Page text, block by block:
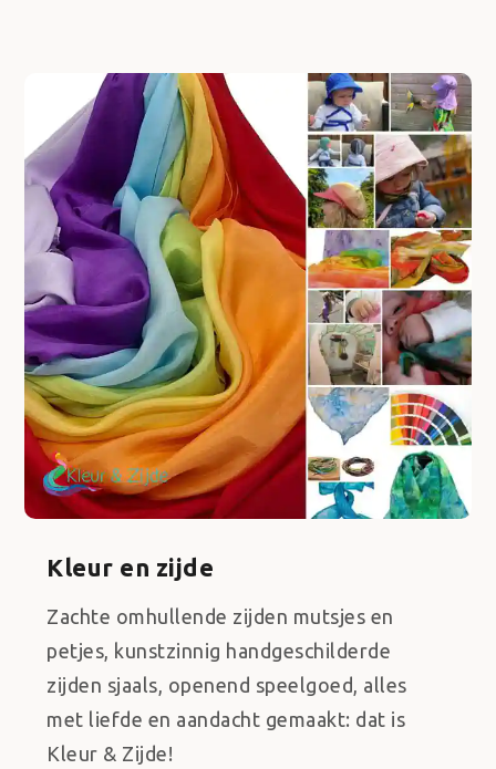
Kleur en zijde
Zachte omhullende zijden mutsjes en
petjes, kunstzinnig handgeschilderde
zijden sjaals, openend speelgoed, alles
met liefde en aandacht gemaakt: dat is
Kleur & Zijde!